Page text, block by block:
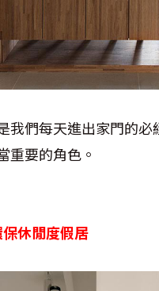
們每天進出家門的
重要的角色。
休閒度假居